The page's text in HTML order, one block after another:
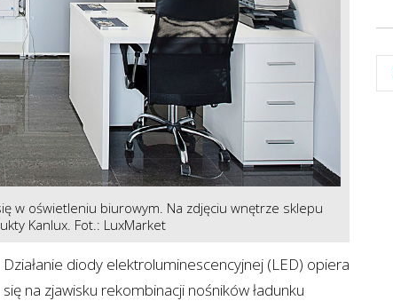
w oświetleniu biurowym. Na zdjęciu wnętrze sklepu
Kanlux. Fot.: LuxMarket
Działanie diody elektroluminescencyjnej (LED) opiera
się na zjawisku rekombinacji nośników ładunku